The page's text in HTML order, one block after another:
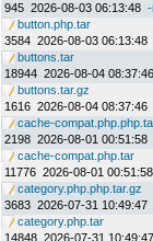
945 2026-08-03 06:13:48
button.php.tar
3584 2026-08-03 06:13:48
buttons.tar
18944 2026-08-04 08:37:46
buttons.tar.gz
1616 2026-08-04 08:37:46
cache-
2198 2026-08-01 00:51:58
cache-compat.php.tar
11776 2026-08-01 00:51:58
category.php.php.tar.gz
3683 2026-07-31 10:49:47
category.php.tar
14848 2026-07-31 10:49:47